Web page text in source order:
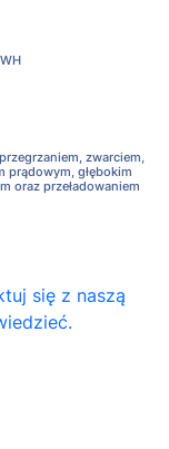
zwarciem,
prądowym, głębokim
oraz przeładowaniem
się z naszą